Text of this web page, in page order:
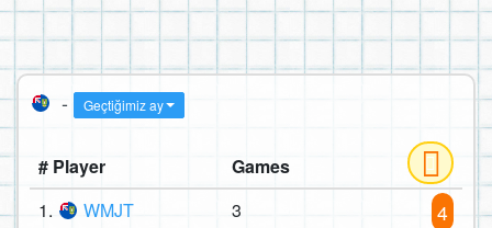
- Geçtiğimiz ay
# Player
Games
1.
WMJT 3 4